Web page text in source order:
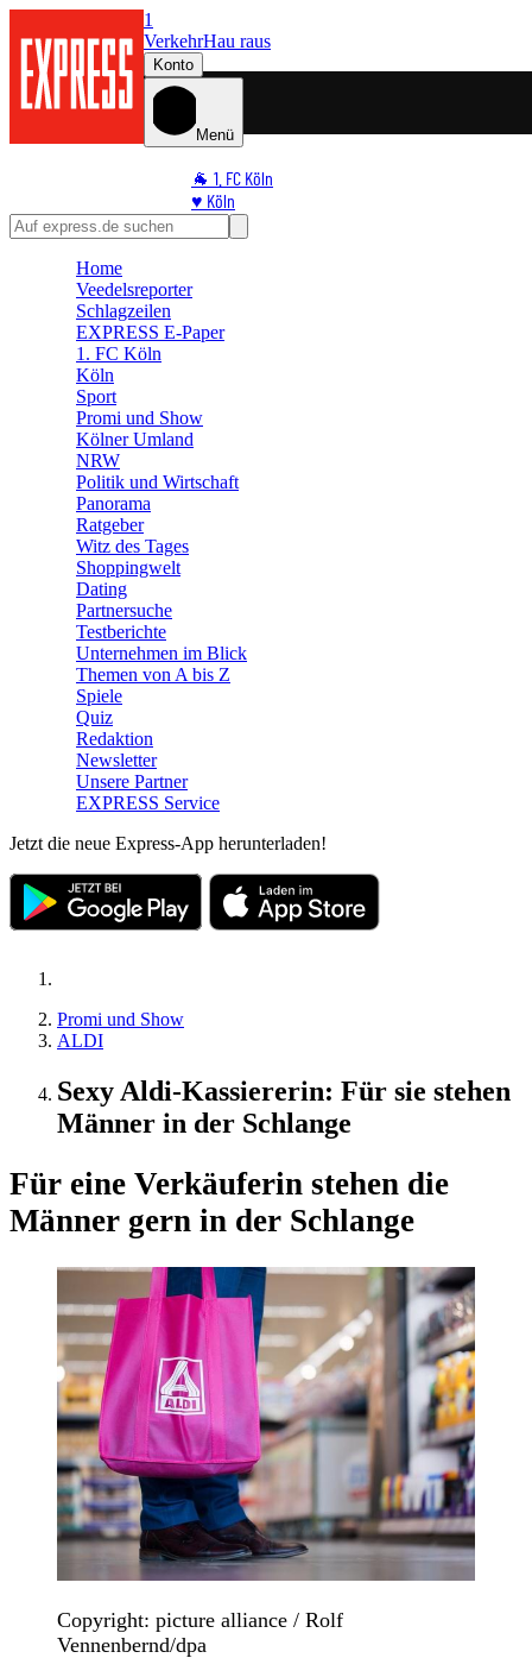
1
VerkehrHau raus
Konto
Menü
🐐 1. FC Köln
♥️ Köln
⭐ Promi
🛒 Shoppingwelt
Home
Veedelsreporter
Schlagzeilen
EXPRESS E-Paper
1. FC Köln
Köln
Sport
Promi und Show
Kölner Umland
NRW
Politik und Wirtschaft
Panorama
Ratgeber
Witz des Tages
Shoppingwelt
Dating
Partnersuche
Testberichte
Unternehmen im Blick
Themen von A bis Z
Spiele
Quiz
Redaktion
Newsletter
Unsere Partner
EXPRESS Service
Jetzt die neue Express-App herunterladen!
Promi und Show
ALDI
Sexy Aldi-Kassiererin: Für sie stehen
Männer in der Schlange
Für eine Verkäuferin stehen die
Männer gern in der Schlange
Copyright: picture alliance / Rolf
Vennenbernd/dpa